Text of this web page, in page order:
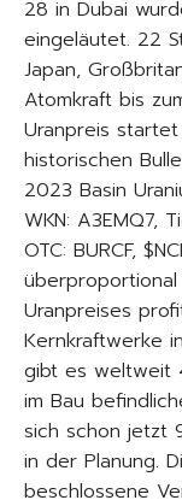
28 in Dubai
eingeläutet. 22
Japan,
Atomkraft bis
Uranpreis
historischen
2023 Basin
WKN: A3EMQ7,
OTC: BURCF,
Uranpreises
Kernkraftwerke
gibt es weltweit
im Bau
sich schon jetzt
in der Planung.
beschlossene